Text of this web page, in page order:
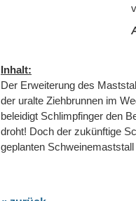
Inhalt:
Der Erweiterung des
der uralte Ziehbrunnen im
beleidigt Schlimpfinger den
droht! Doch der zukünftige
geplanten